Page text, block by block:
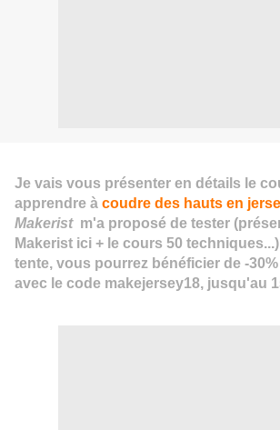
Je vais vous présenter en détails le
apprendre à coudre des hauts en
Makerist m'a proposé de tester (
Makerist ici + le cours 50 techniques
tente, vous pourrez bénéficier de -
avec le code makejersey18, jusqu'au